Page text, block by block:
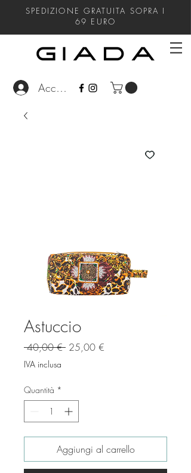
SPEDIZIONE GRATUITA SOPRA I
69 EURO
Accedi
Astuccio
40,00 € Prezzo
25,00 €
IVA inclusa
Quantità *
Aggiungi al carrello